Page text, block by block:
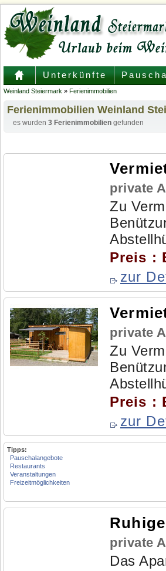
Unterkünfte
Weinland Steiermark » Ferienimmobilien
Ferienimmobilien Weinland
es wurden 3 Ferienimmobilien gefunden
private
Zu
Preis :
zur
private
Zu
Preis :
zur
Tipps:
Pauschalangebote
Restaurants
Veranstaltungen
Freizeitmöglichkeiten
private
Das